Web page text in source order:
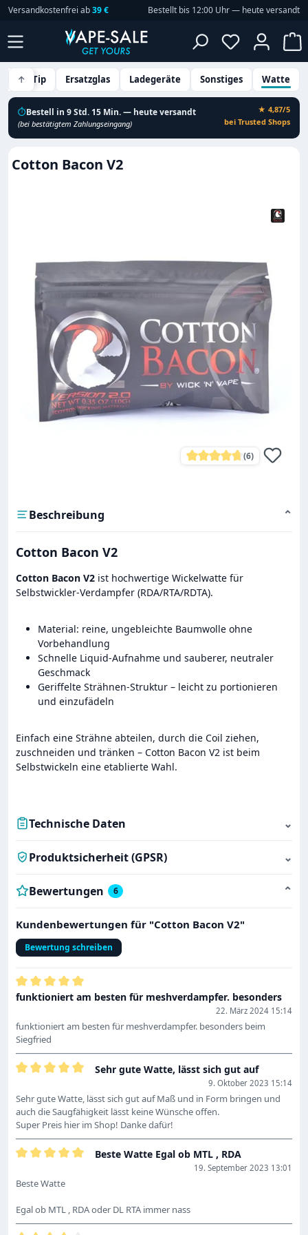
Zum Hauptinhalt springen
Versandkostenfrei ab39 € Bestellt bis 12:00 Uhr — heute versandt
Du hast 0
↑
Drip Tip Ersatzglas Ladegeräte Sonstiges Watte
⏱Bestell in 9 Std. 15 Min. — heute versandt
(bei bestätigtem Zahlungseingang)
★ 4,87/5
bei Trusted Shops
Cotton Bacon V2
Durchschnittliche
(6)
Beschreibung ⌄
Cotton Bacon V2
Cotton Bacon V2 ist hochwertige Wickelwatte für
Selbstwickler-Verdampfer (RDA/RTA/RDTA).
Material: reine, ungebleichte Baumwolle ohne
Vorbehandlung
Schnelle Liquid-Aufnahme und sauberer, neutraler
Geschmack
Geriffelte Strähnen-Struktur – leicht zu portionieren
und einzufädeln
Einfach eine Strähne abteilen, durch die Coil ziehen,
zuschneiden und tränken – Cotton Bacon V2 ist beim
Selbstwickeln eine etablierte Wahl.
Technische Daten ⌄
Produktsicherheit (GPSR) ⌄
Bewertungen 6 ⌄
Kundenbewertungen für "Cotton Bacon V2"
Bewertung schreiben
22. März 2024 15:14
Bewertung mit 5 von 5 Sternen
funktioniert am besten für meshverdampfer. besonders
funktioniert am besten für meshverdampfer. besonders beim
Siegfried
9. Oktober 2023 15:14
Sehr gute Watte, lässt sich gut auf
Sehr gute Watte, lässt sich gut auf Maß und in Form bringen und
auch die Saugfähigkeit lässt keine Wünsche offen.
Super Preis hier im Shop! Danke dafür!
19. September 2023 13:01
Beste Watte Egal ob MTL , RDA
Beste Watte
Egal ob MTL , RDA oder DL RTA immer nass